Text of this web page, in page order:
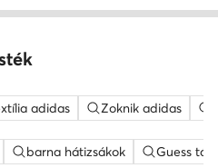
adidas Zoknik adidas
barna hátizsákok Guess